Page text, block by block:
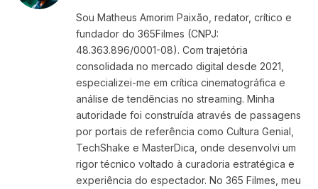
Sou Matheus Amorim Paixão, redator, crítico e
fundador do 365Filmes (CNPJ:
48.363.896/0001-08). Com trajetória
consolidada no mercado digital desde 2021,
especializei-me em crítica cinematográfica e
análise de tendências no streaming. Minha
autoridade foi construída através de passagens
por portais de referência como Cultura Genial,
TechShake e MasterDica, onde desenvolvi um
rigor técnico voltado à curadoria estratégica e
experiência do espectador. No 365 Filmes, meu